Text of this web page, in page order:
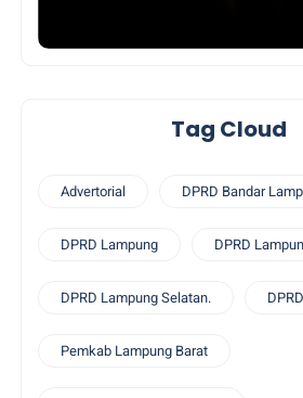
Tag Cloud
Advertorial DPRD Bandar
DPRD Lampung DPRD
DPRD Lampung Selatan.
Pemkab Lampung Barat